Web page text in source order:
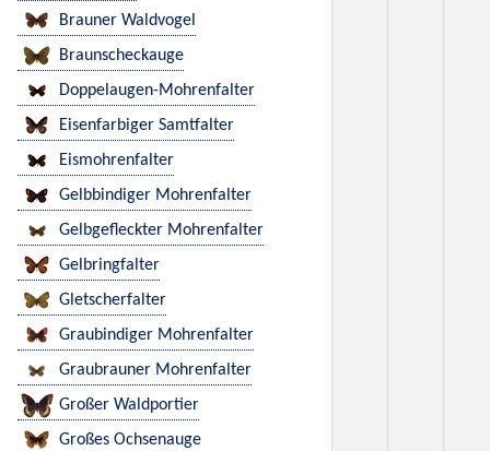
Brauner Waldvogel
Braunscheckauge
Doppelaugen-Mohrenfalter
Eisenfarbiger Samtfalter
Eismohrenfalter
Gelbbindiger Mohrenfalter
Gelbgefleckter Mohrenfalter
Gelbringfalter
Gletscherfalter
Graubindiger Mohrenfalter
Graubrauner Mohrenfalter
Großer Waldportier
Großes Ochsenauge